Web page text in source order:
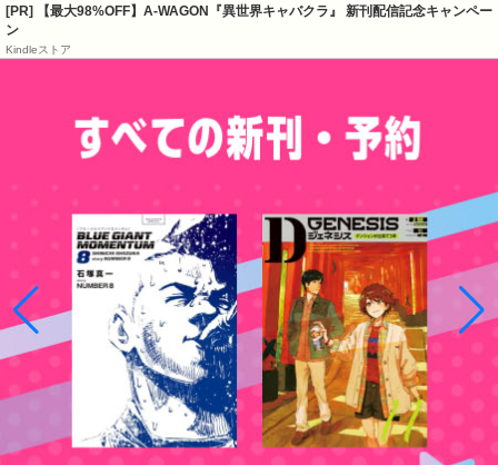
[PR] 【最大98%OFF】A-WAGON『異世界キャバクラ』 新刊配信記念キャンペー
ン
Kindleストア